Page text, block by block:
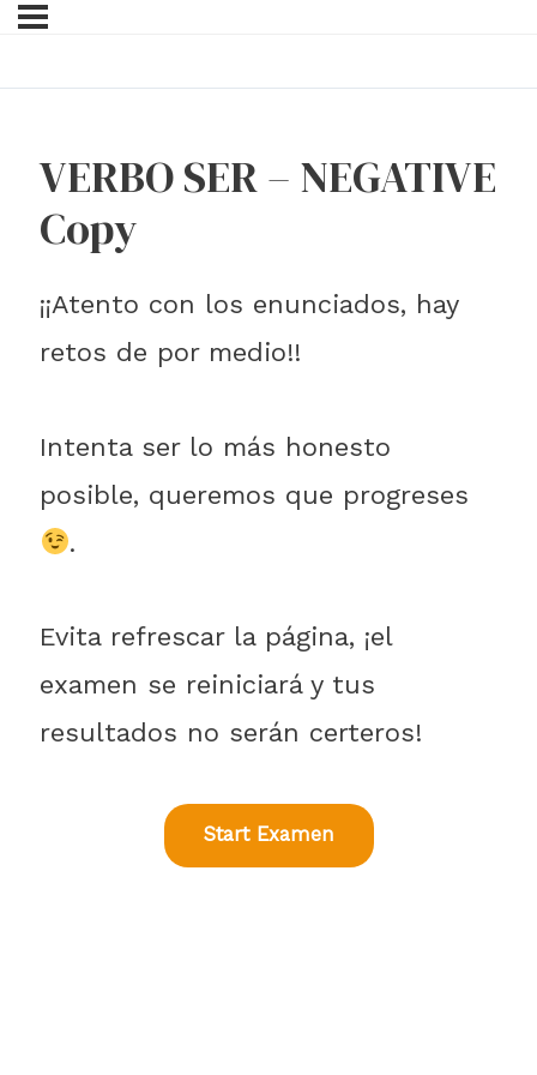
VERBO SER – NEGATIVE
Copy
¡¡Atento con los enunciados, hay
retos de por medio!!
Intenta ser lo más honesto
posible, queremos que progreses
.
Evita refrescar la página, ¡el
examen se reiniciará y tus
resultados no serán certeros!